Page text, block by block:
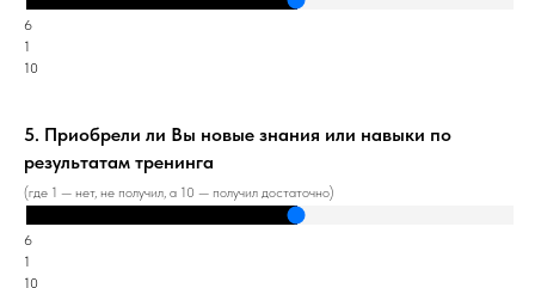
6
1
10
5. Приобрели ли Вы новые знания или навыки по
результатам тренинга
(где 1 — нет, не получил, а 10 — получил достаточно)
6
1
10